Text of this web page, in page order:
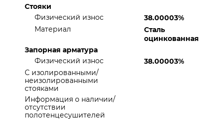
Стояки
Физический износ
38.00003%
Материал
Сталь
оцинкованная
Запорная арматура
Физический износ
38.00003%
С изолированными/
неизолированными
стояками
Информация о наличии/
отсутствии
полотенцесушителей